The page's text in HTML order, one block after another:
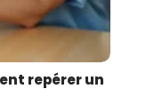
repérer un